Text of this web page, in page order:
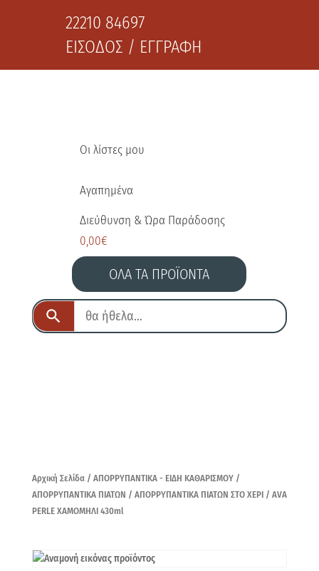
22210 84697
ΕΙΣΟΔΟΣ / ΕΓΓΡΑΦΗ
Οι λίστες μου
Αγαπημένα
Διεύθυνση & Ώρα Παράδοσης
0,00€
ΟΛΑ ΤΑ ΠΡΟΪΟΝΤΑ
Αρχική Σελίδα/ ΑΠΟΡΡΥΠΑΝΤΙΚΑ - ΕΙΔΗ ΚΑΘΑΡΙΣΜΟΥ/
ΑΠΟΡΡΥΠΑΝΤΙΚΑ ΠΙΑΤΩΝ / ΑΠΟΡΡΥΠΑΝΤΙΚΑ ΠΙΑΤΩΝ ΣΤΟ ΧΕΡΙ/ AVA
PERLE ΧΑΜΟΜΗΛΙ 430ml